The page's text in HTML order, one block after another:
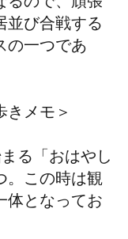
るので、頑張
並び合戦する
の一つであ
きメモ＞
る「おはやし
。この時は観
体となってお